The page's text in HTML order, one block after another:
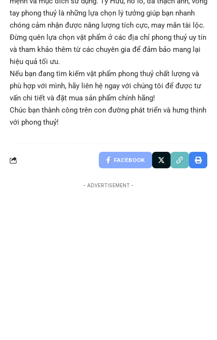
tay phong thuỷ là những lựa chọn lý tưởng giúp bạn nhanh
chóng cảm nhận được năng lượng tích cực, may mắn tài lộc.
Đừng quên lựa chọn vật phẩm ở các địa chỉ phong thuỷ uy tín
và tham khảo thêm từ các chuyên gia để đảm bảo mang lại
hiệu quả tối ưu.
Nếu bạn đang tìm kiếm vật phẩm phong thuỷ chất lượng và
phù hợp với mình, hãy liên hệ ngay với chúng tôi để được tư
vấn chi tiết và đặt mua sản phẩm chính hãng!
Chúc bạn thành công trên con đường phát triển và hưng thịnh
với phong thuỷ!
FACEBOOK
- ADVERTISEMENT -